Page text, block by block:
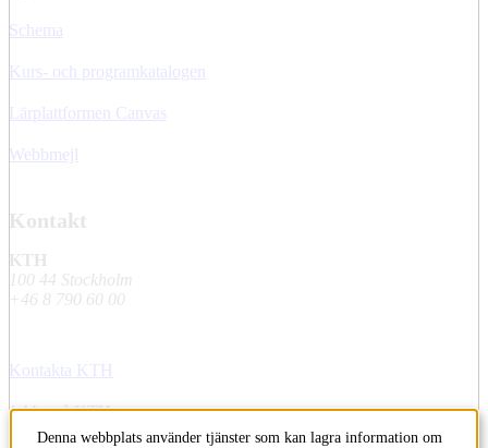
Schema
Kurs- och programkatalogen
Lärplattformen Canvas
Webbmejl
Kontakt
KTH
100 44 Stockholm
+46 8 790 60 00
Kontakta KTH
Jobba på KTH
Denna webbplats använder tjänster som kan lagra information om